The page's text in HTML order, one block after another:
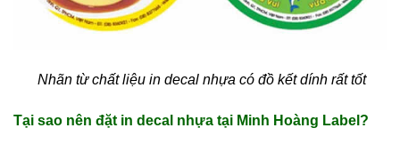
Nhãn từ chất liệu in decal nhựa có đồ kết dính rất tốt
Tại sao nên đặt in decal nhựa tại Minh Hoàng Label?